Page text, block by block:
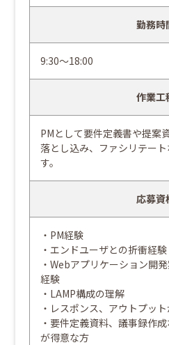
勤務時
9:30～18:00
作業工
PMとして要件定義書や提案
落とし込み、ファシリテー
す。
応募資
・PM経験
・エンドユーザとの折衝経験
・Webアプリケーション開
経験
・LAMP構成の理解
・レスポンス、アウトプッ
・要件定義資料、議事録作
が得意な方